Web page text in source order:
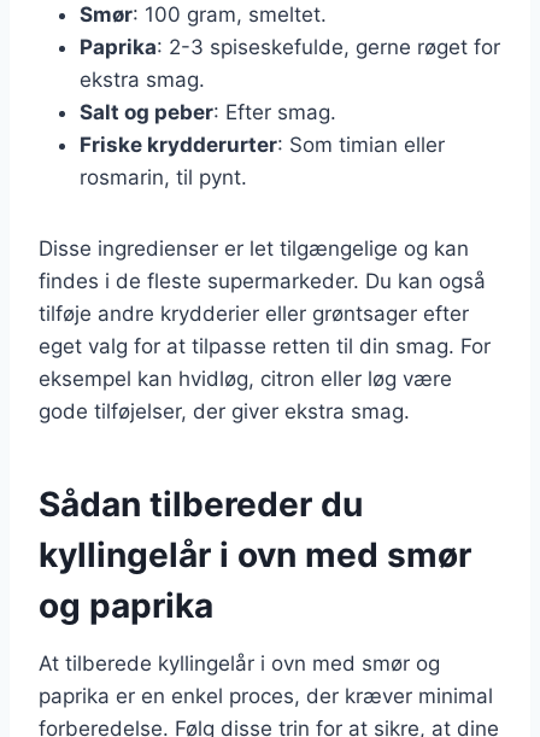
Smør: 100 gram, smeltet.
Paprika: 2-3 spiseskefulde, gerne røget for
ekstra smag.
Salt og peber: Efter smag.
Friske krydderurter: Som timian eller
rosmarin, til pynt.
Disse ingredienser er let tilgængelige og kan
findes i de fleste supermarkeder. Du kan også
tilføje andre krydderier eller grøntsager efter
eget valg for at tilpasse retten til din smag. For
eksempel kan hvidløg, citron eller løg være
gode tilføjelser, der giver ekstra smag.
Sådan tilbereder du
kyllingelår i ovn med smør
og paprika
At tilberede kyllingelår i ovn med smør og
paprika er en enkel proces, der kræver minimal
forberedelse. Følg disse trin for at sikre, at dine